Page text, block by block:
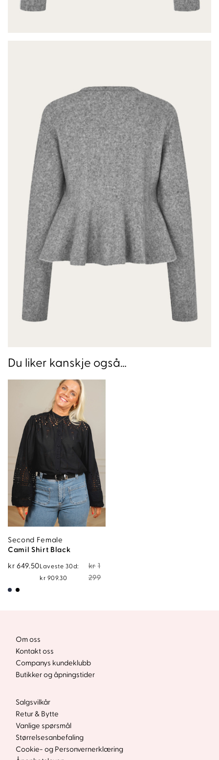
Du liker kanskje også…
Second Female
Camil Shirt Black
kr1
299
Opprinnelig
var:
kr 649.50
Nåværende
er:
Laveste 30d:
kr 909.30
Om oss
Kontakt oss
Companys kundeklubb
Butikker og åpningstider
Salgsvilkår
Retur & Bytte
Vanlige spørsmål
Størrelsesanbefaling
Cookie- og Personvernerklæring